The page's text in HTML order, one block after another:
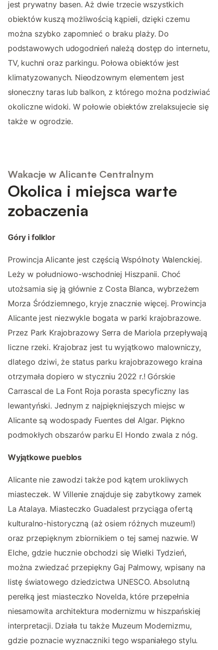
jest prywatny basen. Aż dwie trzecie wszystkich
obiektów kuszą możliwością kąpieli, dzięki czemu
można szybko zapomnieć o braku plaży. Do
podstawowych udogodnień należą dostęp do internetu,
TV, kuchni oraz parkingu. Połowa obiektów jest
klimatyzowanych. Nieodzownym elementem jest
słoneczny taras lub balkon, z którego można podziwiać
okoliczne widoki. W połowie obiektów zrelaksujecie się
także w ogrodzie.
Wakacje w Alicante Centralnym
Okolica i miejsca warte
zobaczenia
Góry i folklor
Prowincja Alicante jest częścią Wspólnoty Walenckiej.
Leży w południowo-wschodniej Hiszpanii. Choć
utożsamia się ją głównie z Costa Blanca, wybrzeżem
Morza Śródziemnego, kryje znacznie więcej. Prowincja
Alicante jest niezwykle bogata w parki krajobrazowe.
Przez Park Krajobrazowy Serra de Mariola przepływają
liczne rzeki. Krajobraz jest tu wyjątkowo malowniczy,
dlatego dziwi, że status parku krajobrazowego kraina
otrzymała dopiero w styczniu 2022 r.! Górskie
Carrascal de La Font Roja porasta specyficzny las
lewantyński. Jednym z najpiękniejszych miejsc w
Alicante są wodospady Fuentes del Algar. Piękno
podmokłych obszarów parku El Hondo zwala z nóg.
Wyjątkowe pueblos
Alicante nie zawodzi także pod kątem urokliwych
miasteczek. W Villenie znajduje się zabytkowy zamek
La Atalaya. Miasteczko Guadalest przyciąga ofertą
kulturalno-historyczną (aż osiem różnych muzeum!)
oraz przepięknym zbiornikiem o tej samej nazwie. W
Elche, gdzie hucznie obchodzi się Wielki Tydzień,
można zwiedzać przepiękny Gaj Palmowy, wpisany na
listę światowego dziedzictwa UNESCO. Absolutną
perełką jest miasteczko Novelda, które przepełnia
niesamowita architektura modernizmu w hiszpańskiej
interpretacji. Działa tu także Muzeum Modernizmu,
gdzie poznacie wyznaczniki tego wspaniałego stylu.